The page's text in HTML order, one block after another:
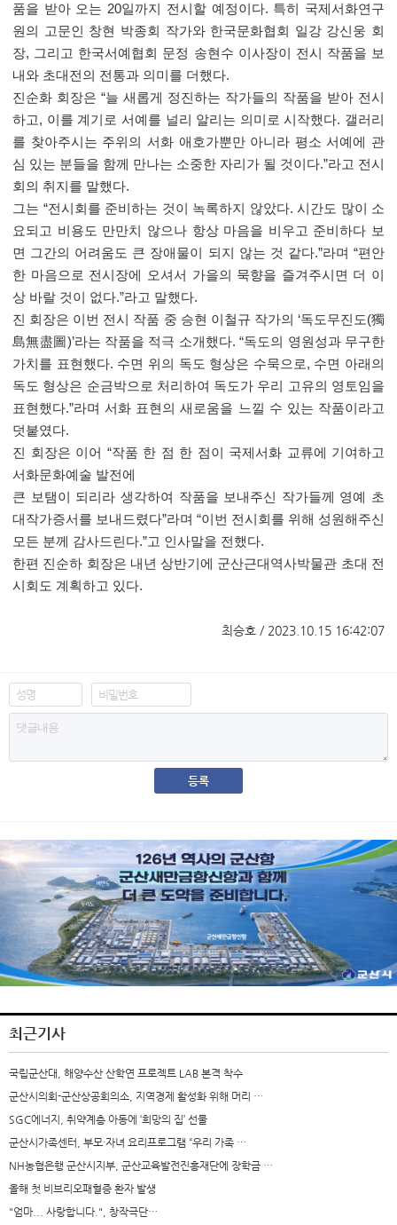
품을 받아 오는 20일까지 전시할 예정이다. 특히 국제서화연구
원의 고문인 창현 박종회 작가와 한국문화협회 일강 강신웅 회
장, 그리고 한국서예협회 문정 송현수 이사장이 전시 작품을 보
내와 초대전의 전통과 의미를 더했다.
진순화 회장은 “늘 새롭게 정진하는 작가들의 작품을 받아 전시
하고, 이를 계기로 서예를 널리 알리는 의미로 시작했다. 갤러리
를 찾아주시는 주위의 서화 애호가뿐만 아니라 평소 서예에 관
심 있는 분들을 함께 만나는 소중한 자리가 될 것이다.”라고 전시
회의 취지를 말했다.
그는 “전시회를 준비하는 것이 녹록하지 않았다. 시간도 많이 소
요되고 비용도 만만치 않으나 항상 마음을 비우고 준비하다 보
면 그간의 어려움도 큰 장애물이 되지 않는 것 같다.”라며“편안
한 마음으로 전시장에 오셔서 가을의 묵향을 즐겨주시면 더 이
상 바랄 것이 없다.”라고 말했다.
진 회장은 이번 전시 작품 중 승현 이철규 작가의 ‘독도무진도(獨
島無盡圖)’라는 작품을 적극 소개했다. “독도의 영원성과 무구한
가치를 표현했다. 수면 위의 독도 형상은 수묵으로, 수면 아래의
독도 형상은 순금박으로 처리하여 독도가 우리 고유의 영토임을
표현했다.”라며 서화 표현의 새로움을 느낄 수 있는 작품이라고
덧붙였다.
진 회장은 이어 “작품 한 점 한 점이 국제서화 교류에 기여하고
서화문화예술 발전에
큰 보탬이 되리라 생각하여 작품을 보내주신 작가들께 영예 초
대작가증서를 보내드렸다”라며 “이번 전시회를 위해 성원해주신
모든 분께 감사드린다.”고 인사말을 전했다.
한편 진순하 회장은 내년 상반기에 군산근대역사박물관 초대 전
시회도 계획하고 있다.
최승호 / 2023.10.15 16:42:07
최근기사
국립군산대, 해양수산 산학연 프로젝트 LAB 본격 착수
군산시의회-군산상공회의소, 지역경제 활성화 위해 머리 …
SGC에너지, 취약계층 아동에 ‘희망의 집’ 선물
군산시가족센터, 부모·자녀 요리프로그램 “우리 가족 …
NH농협은행 군산시지부, 군산교육발전진흥재단에 장학금 …
올해 첫 비브리오패혈증 환자 발생
"엄마... 사랑합니다.", 창작극단…